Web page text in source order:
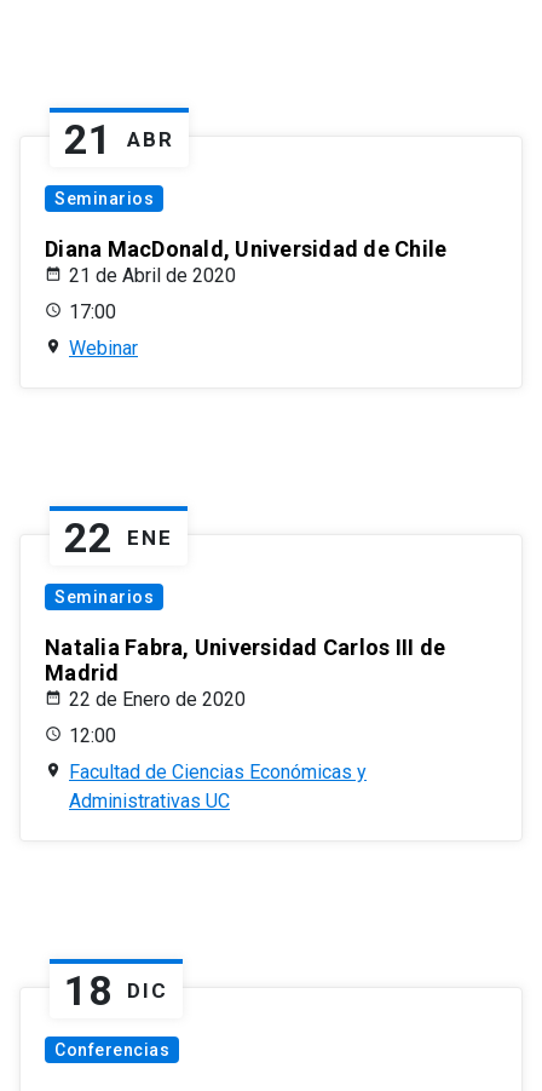
21 ABR
Seminarios
Diana MacDonald, Universidad de Chile
21 de Abril de 2020
17:00
Webinar
22 ENE
Seminarios
Natalia Fabra, Universidad Carlos III de
Madrid
22 de Enero de 2020
12:00
Facultad de Ciencias Económicas y
Administrativas UC
18 DIC
Conferencias